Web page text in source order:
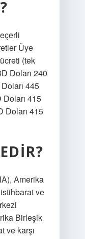
Üye
(tek
Doları 240
445
415
Doları 415
Amerika
ve
Birleşik
ve karşı